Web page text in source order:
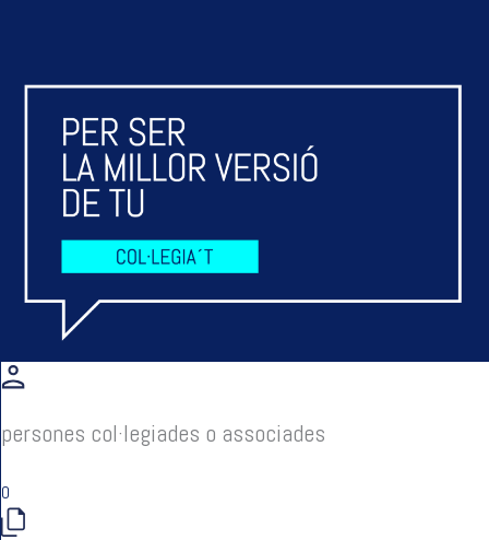
persones col·legiades o associades
0